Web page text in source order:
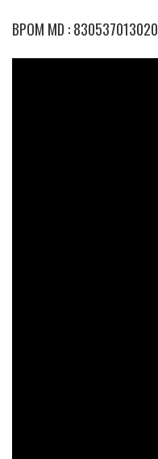
BPOM MD : 830537013020